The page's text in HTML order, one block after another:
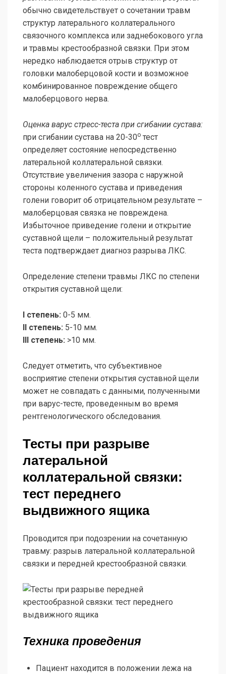
обычно свидетельствует о сочетании травм
структур латерального коллатерального
связочного комплекса или заднебокового угла
и травмы крестообразной связки. При этом
нередко наблюдается отрыв структур от
головки малоберцовой кости и возможное
комбинированное повреждение общего
малоберцового нерва.
Оценка варус стресс-теста при сгибании сустава:
при сгибании сустава на 20-30о тест
определяет состояние непосредственно
латеральной коллатеральной связки.
Отсутствие увеличения зазора с наружной
стороны коленного сустава и приведения
голени говорит об отрицательном результате –
малоберцовая связка не повреждена.
Избыточное приведение голени и открытие
суставной щели – положительный результат
теста подтверждает диагноз разрыва ЛКС.
Определение степени травмы ЛКС по степени
открытия суставной щели:
I степень: 0-5 мм.
II степень: 5-10 мм.
III степень: >10 мм.
Следует отметить, что субъективное
восприятие степени открытия суставной щели
может не совпадать с данными, полученными
при варус-тесте, проведенным во время
рентгенологического обследования.
Тесты при разрыве
латеральной
коллатеральной связки:
тест переднего
выдвижного ящика
Проводится при подозрении на сочетанную
травму: разрыв латеральной коллатеральной
связки и передней крестообразной связки.
Техника проведения
Пациент находится в положении лежа на